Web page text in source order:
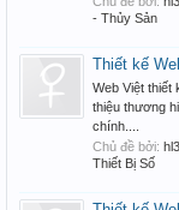
- Thủy Sản
Thiết kế
Web Việt thiết
thiệu thương
chính....
Chủ đề bởi:
Thiết Bị Số